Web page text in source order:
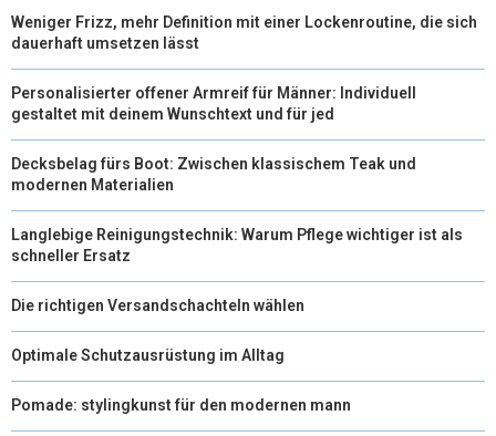
Weniger Frizz, mehr Definition mit einer Lockenroutine, die sich
dauerhaft umsetzen lässt
Personalisierter offener Armreif für Männer: Individuell
gestaltet mit deinem Wunschtext und für jed
Decksbelag fürs Boot: Zwischen klassischem Teak und
modernen Materialien
Langlebige Reinigungstechnik: Warum Pflege wichtiger ist als
schneller Ersatz
Die richtigen Versandschachteln wählen
Optimale Schutzausrüstung im Alltag
Pomade: stylingkunst für den modernen mann